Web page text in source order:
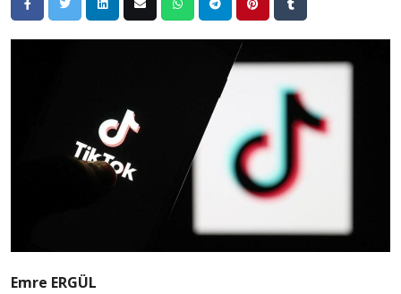
Emre ERGÜL